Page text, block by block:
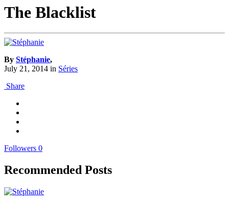
The Blacklist
By Stéphanie,
July 21, 2014 in Séries
Share
Followers 0
Recommended Posts